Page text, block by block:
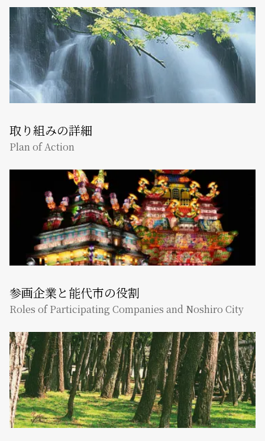
取り組みの詳細
Plan of Action
参画企業と能代市の役割
Roles of Participating Companies and Noshiro City